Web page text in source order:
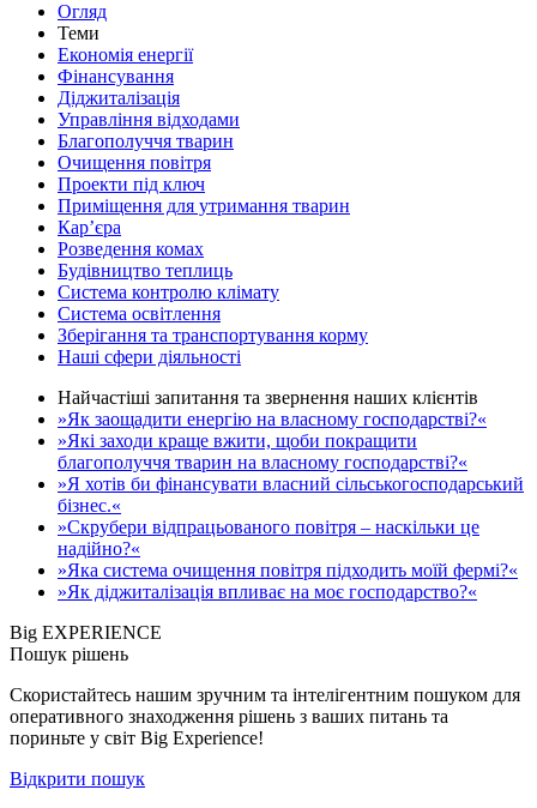
Огляд
Теми
Економія енергії
Фінансування
Діджиталізація
Управління відходами
Благополуччя тварин
Очищення повітря
Проекти під ключ
Приміщення для утримання тварин
Кар’єра
Розведення комах
Будівництво теплиць
Система контролю клімату
Система освітлення
Зберігання та транспортування корму
Наші сфери діяльності
Найчастіші запитання та звернення наших клієнтів
»Як заощадити енергію на власному господарстві?«
»Які заходи краще вжити, щоби покращити
благополуччя тварин на власному господарстві?«
»Я хотів би фінансувати власний сільськогосподарський
бізнес.«
»Скрубери відпрацьованого повітря – наскільки це
надійно?«
»Яка система очищення повітря підходить моїй фермі?«
»Як діджиталізація впливає на моє господарство?«
Big EXPERIENCE
Пошук рішень
Скористайтесь нашим зручним та інтелігентним пошуком для
оперативного знаходження рішень з ваших питань та
пориньте у світ Big Experience!
Відкрити пошук